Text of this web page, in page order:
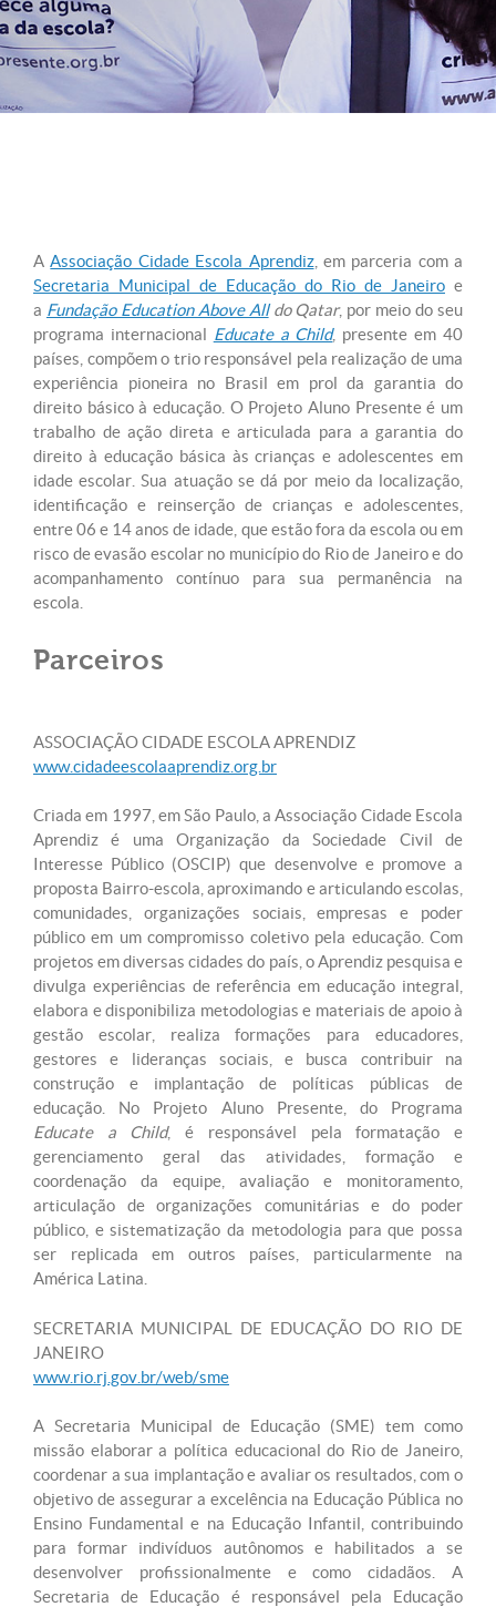
AAssociação Cidade Escola Aprendiz, em parceria com a
Secretaria Municipal de Educação do Rio de Janeiro e
a Fundação Education Above Alldo Qatar, por meio do seu
programa internacional Educate a Child, presente em 40
países, compõem o trio responsável pela realização de uma
experiência pioneira no Brasil em prol da garantia do
direito básico à educação. O Projeto Aluno Presente é um
trabalho de ação direta e articulada para a garantia do
direito à educação básica às crianças e adolescentes em
idade escolar. Sua atuação se dá por meio da localização,
identificação e reinserção de crianças e adolescentes,
entre 06 e 14 anos de idade, que estão fora da escola ou em
risco de evasão escolar no município do Rio de Janeiro e do
acompanhamento contínuo para sua permanência na
escola.
Parceiros
ASSOCIAÇÃO CIDADE ESCOLA APRENDIZ
www.cidadeescolaaprendiz.org.br
Criada em 1997, em São Paulo, a Associação Cidade Escola
Aprendiz é uma Organização da Sociedade Civil de
Interesse Público (OSCIP) que desenvolve e promove a
proposta Bairro-escola, aproximando e articulando escolas,
comunidades, organizações sociais, empresas e poder
público em um compromisso coletivo pela educação. Com
projetos em diversas cidades do país, o Aprendiz pesquisa e
divulga experiências de referência em educação integral,
elabora e disponibiliza metodologias e materiais de apoio à
gestão escolar, realiza formações para educadores,
gestores e lideranças sociais, e busca contribuir na
construção e implantação de políticas públicas de
educação. No Projeto Aluno Presente, do Programa
Educate a Child, é responsável pela formatação e
gerenciamento geral das atividades, formação e
coordenação da equipe, avaliação e monitoramento,
articulação de organizações comunitárias e do poder
público, e sistematização da metodologia para que possa
ser replicada em outros países, particularmente na
América Latina.
SECRETARIA MUNICIPAL DE EDUCAÇÃO DO RIO DE
JANEIRO
www.rio.rj.gov.br/web/sme
A Secretaria Municipal de Educação (SME) tem como
missão elaborar a política educacional do Rio de Janeiro,
coordenar a sua implantação e avaliar os resultados, com o
objetivo de assegurar a excelência na Educação Pública no
Ensino Fundamental e na Educação Infantil, contribuindo
para formar indivíduos autônomos e habilitados a se
desenvolver profissionalmente e como cidadãos. A
Secretaria de Educação é responsável pela Educação